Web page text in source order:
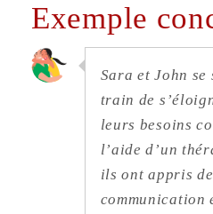
Exemple
Sara et John se
train de
leurs besoins
l’aide d’un
ils ont appris
communication